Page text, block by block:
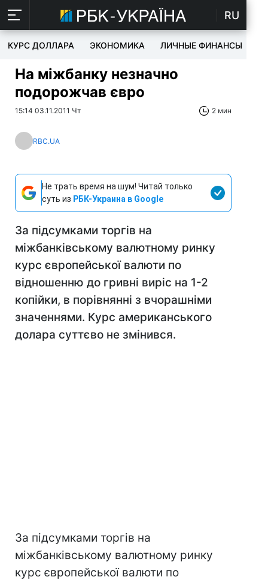
RU
КУРС ДОЛЛАРА ЭКОНОМИКА ЛИЧНЫЕ ФИНАНСЫ
На міжбанку незначно
подорожчав євро
15:14 03.11.2011 Чт 2 мин
RBC.UA
Не трать время на шум! Читай только
суть из РБК-Украина в Google
За підсумками торгів на
міжбанківському валютному ринку
курс європейської валюти по
відношенню до гривні виріс на 1-2
копійки, в порівнянні з вчорашніми
значеннями. Курс американського
долара суттєво не змінився.
За підсумками торгів на
міжбанківському валютному ринку
курс європейської валюти по